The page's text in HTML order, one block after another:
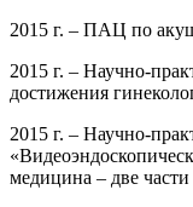
2015 г. – ПАЦ по
2015 г. – Научно-
достижения
2015 г. – Научно-
медицина – две части